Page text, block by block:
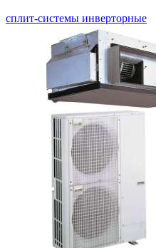
сплит-системы инверторные